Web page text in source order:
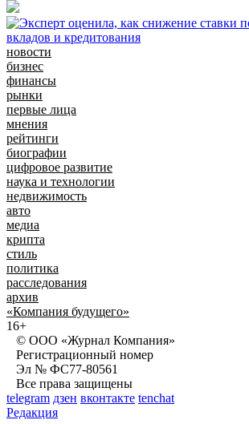
новости
бизнес
финансы
рынки
первые лица
мнения
рейтинги
биографии
цифровое развитие
наука и технологии
недвижимость
авто
медиа
крипта
стиль
политика
расследования
архив
«Компания будущего»
16+
© ООО «Журнал Компания»
Регистрационный номер
Эл № ФС77-80561
Все права защищены
telegram дзен вконтакте tenchat
Редакция